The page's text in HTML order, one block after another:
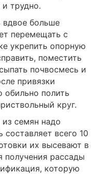
трудно.
больше
перемещать с
укрепить опорную
поместить
почвосмесь и
привязки
обильно полить
круг.
семян надо
всего 10
их высевают в
получения рассады
которую